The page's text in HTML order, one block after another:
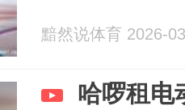
黯然说体育 2026-
哈啰租电